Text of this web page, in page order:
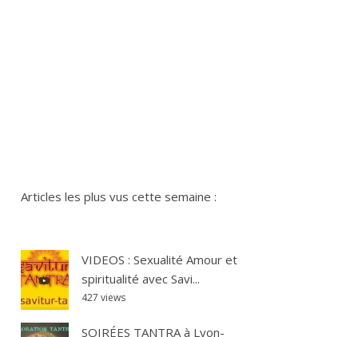
Articles les plus vus cette semaine :
VIDEOS : Sexualité Amour et
spiritualité avec Savi...
427 views
SOIRÉES TANTRA à Lyon-